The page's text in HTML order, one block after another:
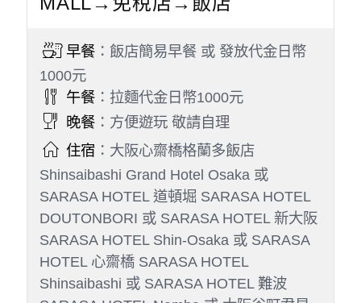
需算佔床團費。
貼心提醒
今日行車時間參考：飯店→（約１５分鐘） 下鴨
神社→（約１５分鐘）錦市場→（約１小時３５
Day 3
飯店→求勝運秘境~勝尾寺→箕
面公園~百選瀑布→箕面Q’s